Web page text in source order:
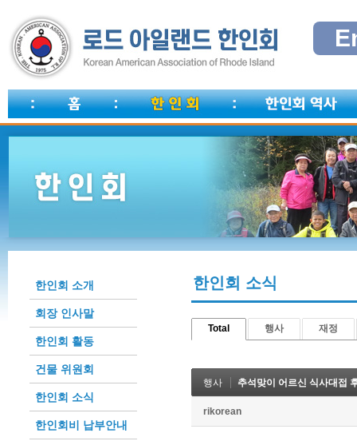
한인회 소개
회장 인사말
한인회 활동
건물 위원회
한인회 소식
한인회비 납부안내
한인회 소식
Total 행사 재정
행사 추석맞이 어르신 식사대접
rikorean